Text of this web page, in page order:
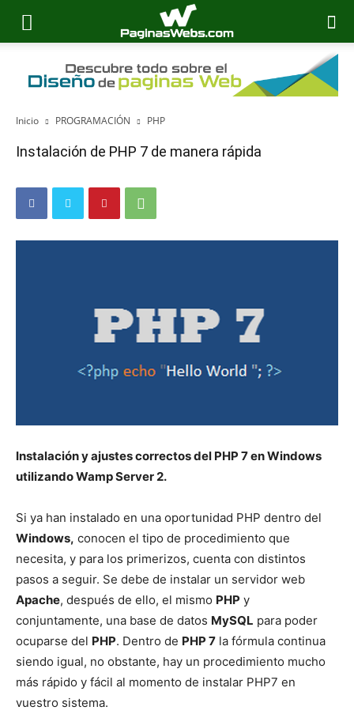
Inicio PROGRAMACIÓN PHP
Instalación de PHP 7 de manera rápida
Instalación y ajustes correctos del PHP 7 en Windows
utilizando Wamp Server 2.
Si ya han instalado en una oportunidad PHP dentro del
Windows, conocen el tipo de procedimiento que
necesita, y para los primerizos, cuenta con distintos
pasos a seguir. Se debe de instalar un servidor web
Apache, después de ello, el mismo PHP y
conjuntamente, una base de datos MySQL para poder
ocuparse del PHP. Dentro de PHP 7 la fórmula continua
siendo igual, no obstante, hay un procedimiento mucho
más rápido y fácil al momento de instalar PHP7 en
vuestro sistema.